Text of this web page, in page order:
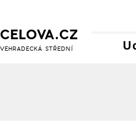
STŘEDNÍ